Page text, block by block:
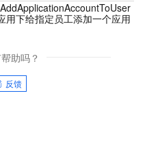
AddApplicationAccountToUser
用下给指定员工添加一个应用
助吗？
反馈